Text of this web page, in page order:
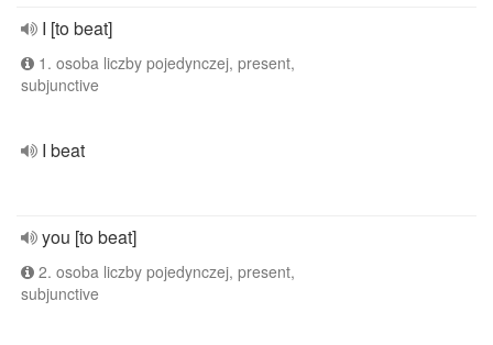
I [to beat]
1. osoba liczby pojedynczej, present,
subjunctive
I beat
you [to beat]
2. osoba liczby pojedynczej, present,
subjunctive